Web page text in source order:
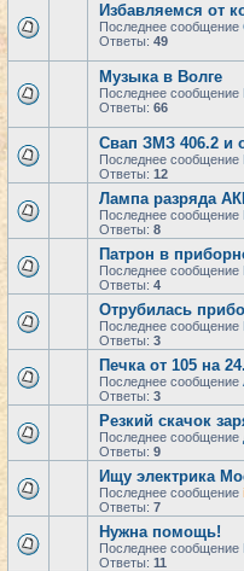
Избавляемся от
Последнее сообщение
Ответы: 49
Музыка в Волге
Последнее сообщение
Ответы: 66
Свап ЗМЗ 406.2 и
Последнее сообщение
Ответы: 12
Лампа разряда
Последнее сообщение
Ответы: 8
Патрон в
Последнее сообщение
Ответы: 4
Отрубилась
Последнее сообщение
Ответы: 3
Печка от 105 на 24.
Последнее сообщение
Ответы: 3
Резкий скачок
Последнее сообщение
Ответы: 9
Ищу электрика
Последнее сообщение
Ответы: 7
Нужна помощь!
Последнее сообщение
Ответы: 11